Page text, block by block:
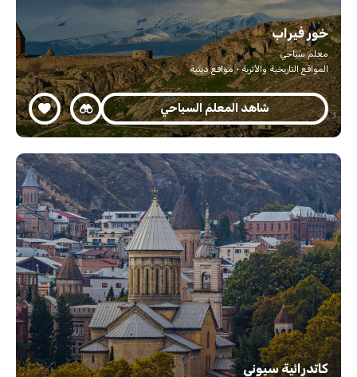
خور فيراب
معلم سياحي
المواقع التاريخية والأثرية · مواقع دينية
شاهد المعلم السياحي
كاتدرائية سيوني